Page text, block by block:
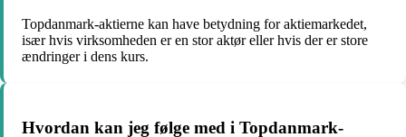
Topdanmark-aktierne kan have betydning for aktiemarkedet,
især hvis virksomheden er en stor aktør eller hvis der er store
ændringer i dens kurs.
Hvordan kan jeg følge med i Topdanmark-